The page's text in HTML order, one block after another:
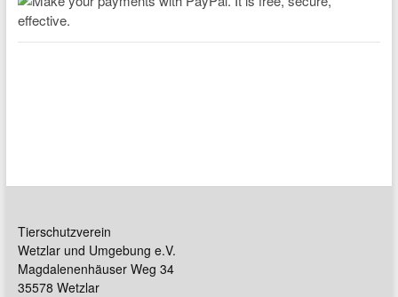
Tierschutzverein
Wetzlar und Umgebung e.V.
Magdalenenhäuser Weg 34
35578 Wetzlar